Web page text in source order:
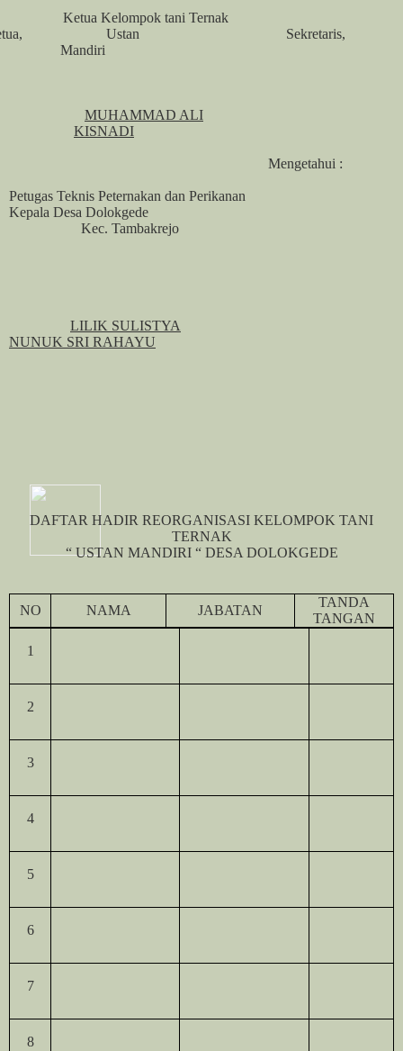
Ketua Kelompok tani Ternak
Ustan
Mandiri
Sekretaris,
MUHAMMAD ALI
KISNADI
Mengetahui :
Petugas Teknis Peternakan dan Perikanan
Kepala Desa Dolokgede
Kec. Tambakrejo
LILIK SULISTYA
NUNUK SRI RAHAYU
DAFTAR HADIR REORGANISASI KELOMPOK TANI
TERNAK
“ USTAN MANDIRI “ DESA DOLOKGEDE
NO NAMA JABATAN
TANDA
TANGAN
1
2
3
4
5
6
7
8